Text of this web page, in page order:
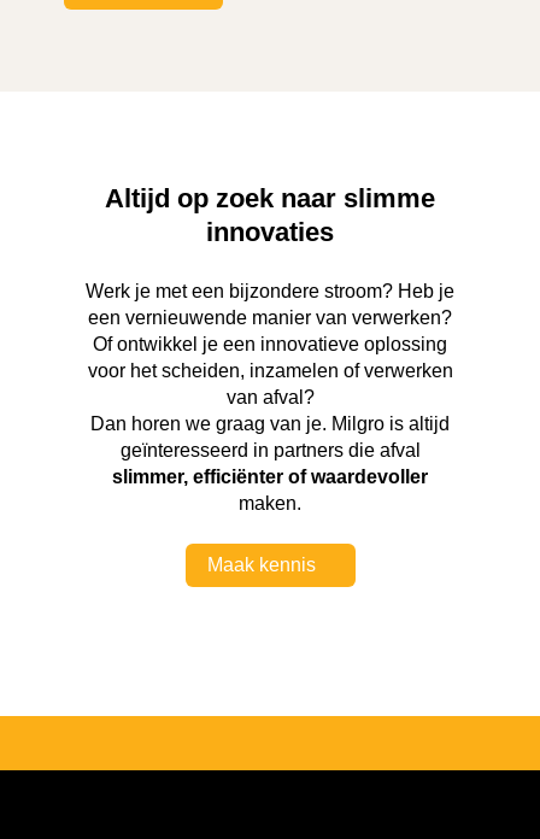
Altijd op zoek naar slimme
innovaties
Werk je met een bijzondere stroom? Heb je
een vernieuwende manier van verwerken?
Of ontwikkel je een innovatieve oplossing
voor het scheiden, inzamelen of verwerken
van afval?
Dan horen we graag van je. Milgro is altijd
geïnteresseerd in partners die afval
slimmer, efficiënter of waardevoller
maken.
Maak kennis